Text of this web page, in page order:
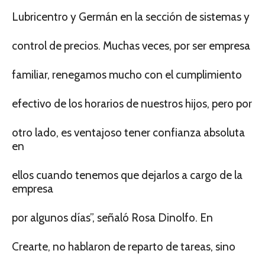
Lubricentro y Germán en la sección de sistemas y
control de precios. Muchas veces, por ser empresa
familiar, renegamos mucho con el cumplimiento
efectivo de los horarios de nuestros hijos, pero por
otro lado, es ventajoso tener confianza absoluta
en
ellos cuando tenemos que dejarlos a cargo de la
empresa
por algunos días”, señaló Rosa Dinolfo. En
Crearte, no hablaron de reparto de tareas, sino